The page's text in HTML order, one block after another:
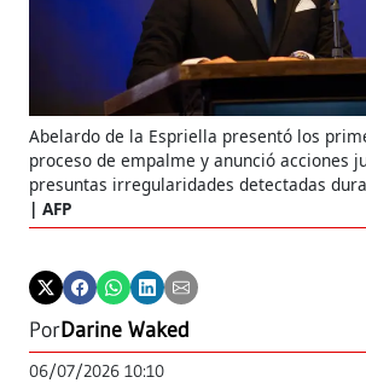
Abelardo de la Espriella presentó los
proceso de empalme y anunció acciones
presuntas irregularidades detectadas
AFP
PorDarine Waked
06/07/2026 10:10